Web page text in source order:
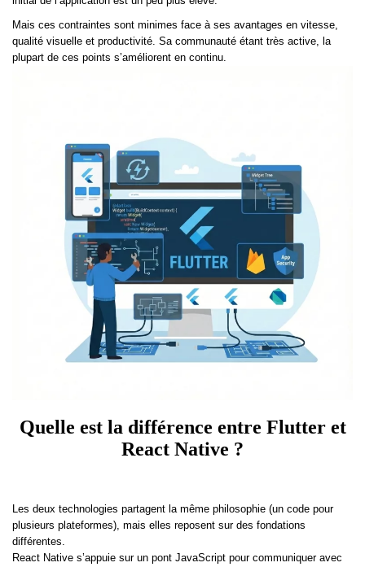
Mais ces contraintes sont minimes face à ses avantages en vitesse,
qualité visuelle et productivité. Sa communauté étant très active, la
plupart de ces points s’améliorent en continu.
Quelle est la différence entre Flutter et
React Native ?
Les deux technologies partagent la même philosophie (un code pour
plusieurs plateformes), mais elles reposent sur des fondations
différentes.
React Native s’appuie sur un pont JavaScript pour communiquer avec